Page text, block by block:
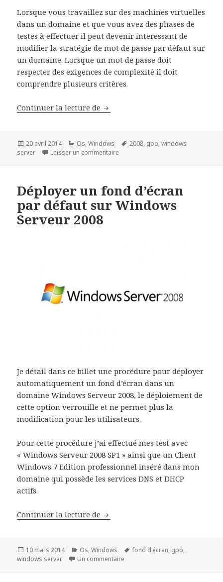
Lorsque vous travaillez sur des machines virtuelles
dans un domaine et que vous avez des phases de
testes à effectuer il peut devenir interessant de
modifier la stratégie de mot de passe par défaut sur
un domaine. Lorsque un mot de passe doit
respecter des exigences de complexité il doit
comprendre plusieurs critères.
Continuer la lecture de Supprimer la stratégie de
Publié
le
20 avril 2014 Catégories
Os,Windows
Mots-
2008, gpo,windows
server
Laisser un commentaire
Déployer un fond d’écran
par défaut sur Windows
Serveur 2008
Je détail dans ce billet une procédure pour déployer
automatiquement un fond d’écran dans un
domaine Windows Serveur 2008, le déploiement de
cette option verrouille et ne permet plus la
modification pour les utilisateurs.
Pour cette procédure j’ai effectué mes test avec
« Windows Serveur 2008 SP1 » ainsi que un Client
Windows 7 Edition professionnel inséré dans mon
domaine qui possède les services DNS et DHCP
actifs.
Continuer la lecture de Déployer un fond d’écran par
Publié
le
10 mars 2014 Catégories
Os,Windows
Mots-
fond d'écran, gpo,
windows server
Un commentaire